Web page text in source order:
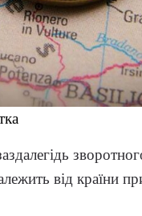
від країни